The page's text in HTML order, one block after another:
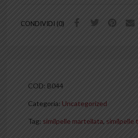
CONDIVIDI (0)
COD: B044
Categoria: Uncategorized
Tag: similpelle martellata, similpelle